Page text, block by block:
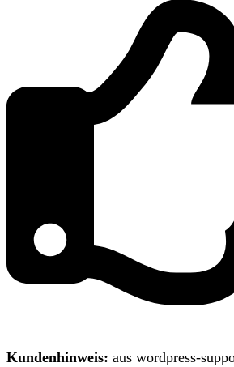
Kundenhinweis: aus wordpress-